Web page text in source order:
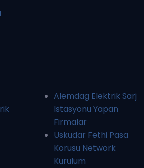
Alemdag Elektrik Sarj
Istasyonu Yapan
Firmalar
Uskudar Fethi Pasa
Korusu Network
Kurulum